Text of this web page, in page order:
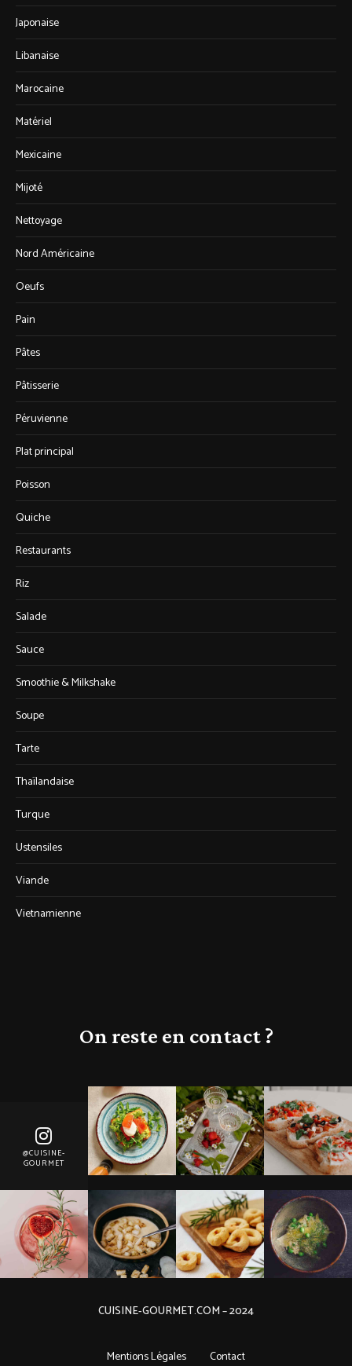
Japonaise
Libanaise
Marocaine
Matériel
Mexicaine
Mijoté
Nettoyage
Nord Américaine
Oeufs
Pain
Pâtes
Pâtisserie
Péruvienne
Plat principal
Poisson
Quiche
Restaurants
Riz
Salade
Sauce
Smoothie & Milkshake
Soupe
Tarte
Thaïlandaise
Turque
Ustensiles
Viande
Vietnamienne
On reste en contact ?
@CUISINE-
GOURMET
CUISINE-GOURMET.COM – 2024
Mentions Légales Contact